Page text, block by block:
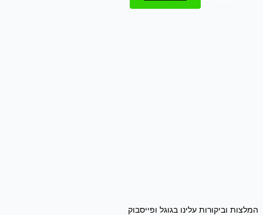
המלצות וביקורות עלינו בגוגל ופייסבוק